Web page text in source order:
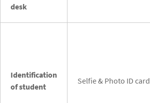
desk
Identification
of student
Selfie & Photo ID card